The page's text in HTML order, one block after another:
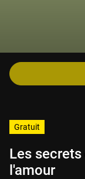
Gratuit
Les
l'amour